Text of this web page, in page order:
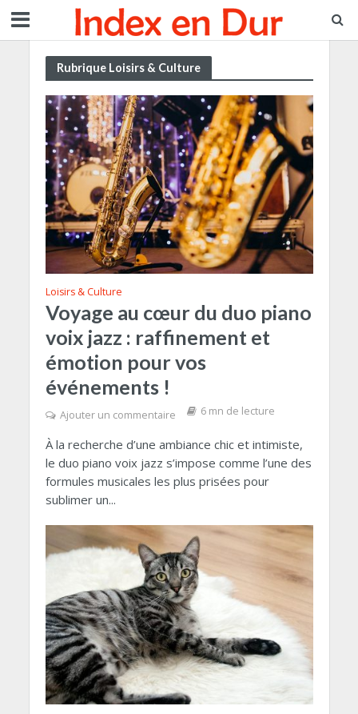
Rubrique Loisirs & Culture
Loisirs & Culture
Voyage au cœur du duo piano
voix jazz : raffinement et
émotion pour vos
événements !
Ajouter un commentaire 6 mn de lecture
À la recherche d’une ambiance chic et intimiste,
le duo piano voix jazz s’impose comme l’une des
formules musicales les plus prisées pour
sublimer un...